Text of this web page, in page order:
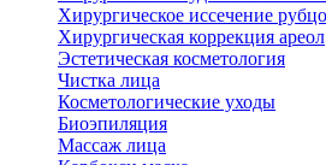
Хирургическое иссечение
Хирургическая коррекция ареол
Эстетическая косметология
Чистка лица
Косметологические уходы
Биоэпиляция
Массаж лица